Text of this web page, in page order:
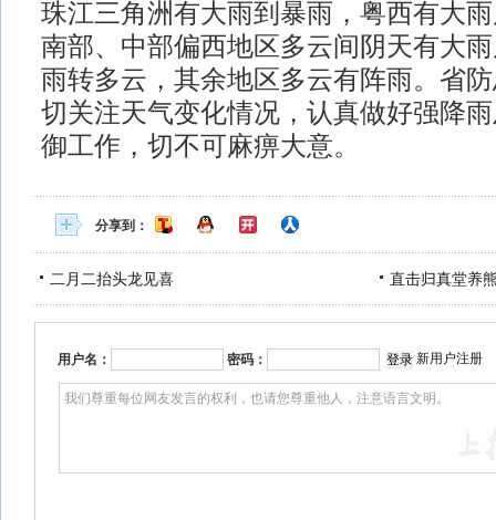
珠江三角洲有大雨到暴雨，粤西有大
南部、中部偏西地区多云间阴天有大
雨转多云，其余地区多云有阵雨。省
切关注天气变化情况，认真做好强降
御工作，切不可麻痹大意。
分享到：
二月二抬头龙见喜 直击归真堂养
用户名： 密码： 新用户注册